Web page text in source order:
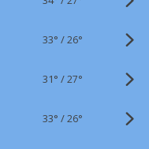
33° /26°
31° /27°
33° /26°